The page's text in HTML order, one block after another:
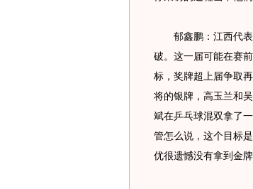
郁鑫鹏：江西代表
破。这一届可能在赛
标，奖牌超上届争取
将的银牌，高玉兰和
斌在乒乓球混双拿了
管怎么说，这个目标
优很遗憾没有拿到金牌